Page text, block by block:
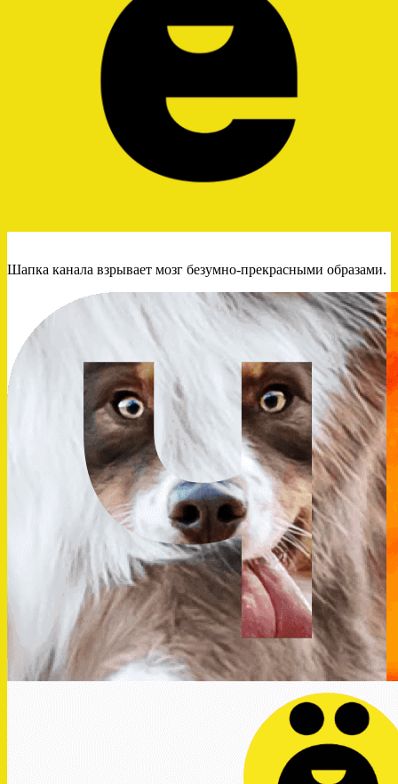
Шапка канала взрывает мозг безумно-прекрасными образами.